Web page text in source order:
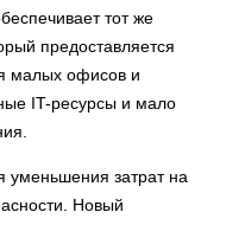
тот же
предоставляется
малых офисов и
IT-ресурсы и мало
уменьшения затрат на
Новый